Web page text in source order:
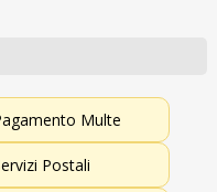
Multe
Postali